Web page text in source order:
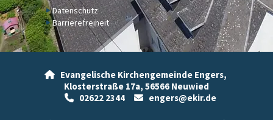
Datenschutz
Barrierefreiheit

Evangelische Kirchengemeinde Engers,
Klosterstraße 17a, 56566 Neuwied
02622 2344 engers@ekir.de